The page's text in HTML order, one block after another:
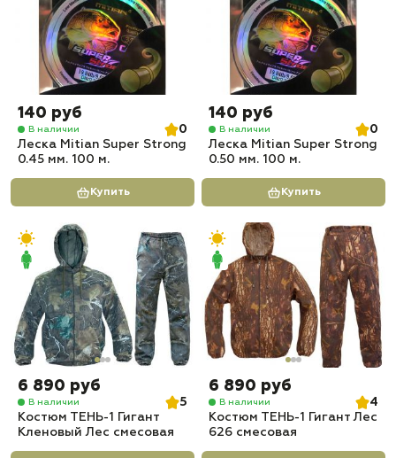
140 руб
В наличии
0
Леска Mitian Super Strong
0.45 мм. 100 м.
Купить
140 руб
В наличии
0
Леска Mitian Super Strong
0.50 мм. 100 м.
Купить
6 890 руб
В наличии
5
Костюм ТЕНЬ-1 Гигант
Кленовый Лес смесовая
6 890 руб
В наличии
4
Костюм ТЕНЬ-1 Гигант Лес
626 смесовая